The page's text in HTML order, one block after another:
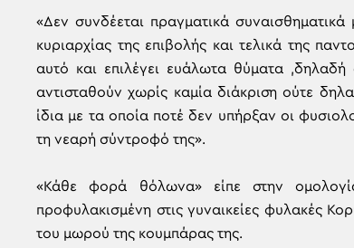
«Δεν συνδέεται πραγματικά
κυριαρχίας της επιβολής και τελικά της
αυτό και επιλέγει ευάλωτα θύματα
αντισταθούν χωρίς καμία διάκριση ούτε
ίδια με τα οποία ποτέ δεν υπήρξαν οι
τη νεαρή σύντροφό της».
«Κάθε φορά θόλωνα» είπε στην
προφυλακισμένη στις γυναικείες φυλακές
του μωρού της κουμπάρας της.